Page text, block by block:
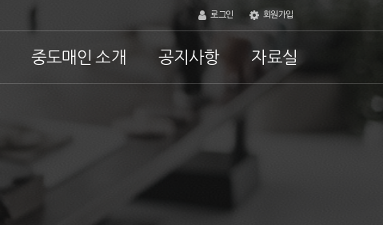
로그인 회원가입
중도매인 소개 공지사항 자료실